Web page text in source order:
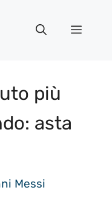
Menu
più
asta
Messi